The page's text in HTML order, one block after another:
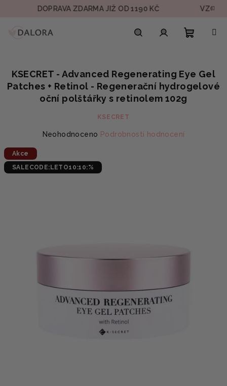
DOPRAVA ZDARMA JIŽ OD 1190 KČ VZOREK V
košík
KSECRET - Advanced Regenerating Eye Gel
Patches + Retinol - Regenerační hydrogelové
oční polštářky s retinolem 102g
KSECRET
Průměrné
je
0,0
Neohodnoceno Podrobnosti hodnocení
Akce
SALECODE:LETO10:10:%